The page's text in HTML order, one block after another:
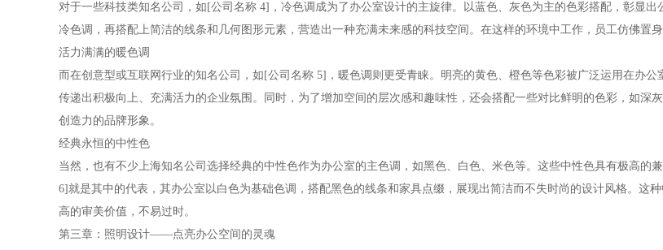
对于一些科技类知名公司，如[公司名称 4]，冷色调成为了办公室设计的主旋律。以蓝色、灰色为主的色彩搭配，彰显
冷色调，再搭配上简洁的线条和几何图形元素，营造出一种充满未来感的科技空间。在这样的环境中工作，员工仿佛置
活力满满的暖色调
而在创意型或互联网行业的知名公司，如[公司名称 5]，暖色调则更受青睐。明亮的黄色、橙色等色彩被广泛运用在办
传递出积极向上、充满活力的企业氛围。同时，为了增加空间的层次感和趣味性，还会搭配一些对比鲜明的色彩，如深
创造力的品牌形象。
经典永恒的中性色
当然，也有不少上海知名公司选择经典的中性色作为办公室的主色调，如黑色、白色、米色等。这些中性色具有极高
6]就是其中的代表，其办公室以白色为基础色调，搭配黑色的线条和家具点缀，展现出简洁而不失时尚的设计风格。这
高的审美价值，不易过时。
第三章：照明设计——点亮办公空间的灵魂